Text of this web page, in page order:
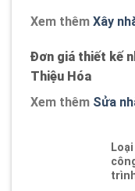
Xem thêm Xây
Đơn giá thiết kế
Thiệu Hóa
Xem thêm Sửa
Loại